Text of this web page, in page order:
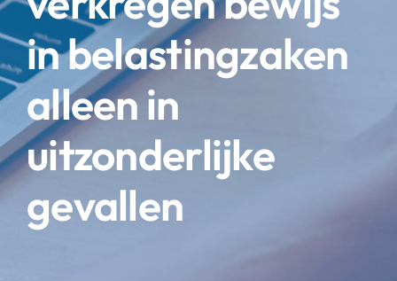
in belastingzaken
alleen in
uitzonderlijke
gevallen